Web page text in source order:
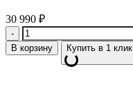
30 990 ₽
Количество
В корзину Купить в 1 клик